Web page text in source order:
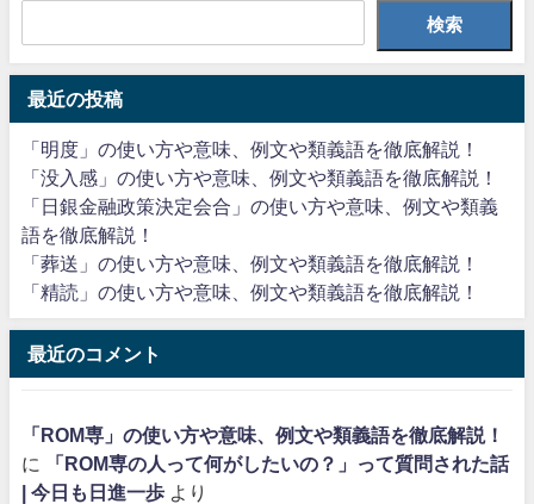
検索
最近の投稿
「明度」の使い方や意味、例文や類義語を徹底解説！
「没入感」の使い方や意味、例文や類義語を徹底解説！
「日銀金融政策決定会合」の使い方や意味、例文や類義
語を徹底解説！
「葬送」の使い方や意味、例文や類義語を徹底解説！
「精読」の使い方や意味、例文や類義語を徹底解説！
最近のコメント
「ROM専」の使い方や意味、例文や類義語を徹底解説！
に
「ROM専の人って何がしたいの？」って質問された話
| 今日も日進一歩 より